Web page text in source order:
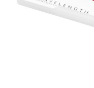
Parkeerschijven
Rijbewijs- &